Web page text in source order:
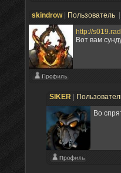
skindrow| Пользователь
http://
Вот вам
SIKER
Во